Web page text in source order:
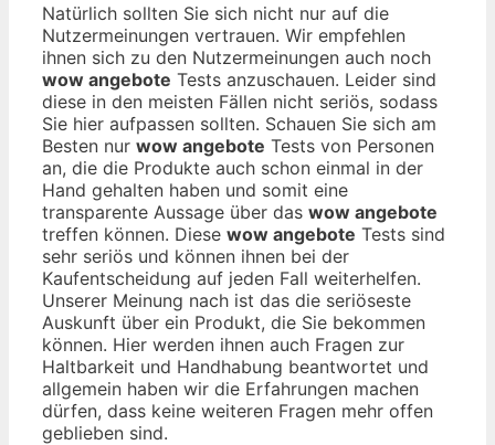
Natürlich sollten Sie sich nicht nur auf die
Nutzermeinungen vertrauen. Wir empfehlen
ihnen sich zu den Nutzermeinungen auch noch
wow angebote Tests anzuschauen. Leider sind
diese in den meisten Fällen nicht seriös, sodass
Sie hier aufpassen sollten. Schauen Sie sich am
Besten nur wow angebote Tests von Personen
an, die die Produkte auch schon einmal in der
Hand gehalten haben und somit eine
transparente Aussage über das wow angebote
treffen können. Diese wow angebote Tests sind
sehr seriös und können ihnen bei der
Kaufentscheidung auf jeden Fall weiterhelfen.
Unserer Meinung nach ist das die seriöseste
Auskunft über ein Produkt, die Sie bekommen
können. Hier werden ihnen auch Fragen zur
Haltbarkeit und Handhabung beantwortet und
allgemein haben wir die Erfahrungen machen
dürfen, dass keine weiteren Fragen mehr offen
geblieben sind.